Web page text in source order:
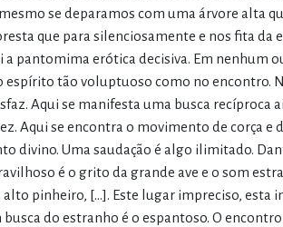
se deparamos com uma árvore alta
que para silenciosamente e nos fita da
a pantomima erótica decisiva. Em nenhum
tão voluptuoso como no encontro.
Aqui se manifesta uma busca recíproca
Aqui se encontra o movimento de corça e
divino. Uma saudação é algo ilimitado.
é o grito da grande ave e o som
pinheiro, […]. Este lugar impreciso, esta
do estranho é o espantoso. O